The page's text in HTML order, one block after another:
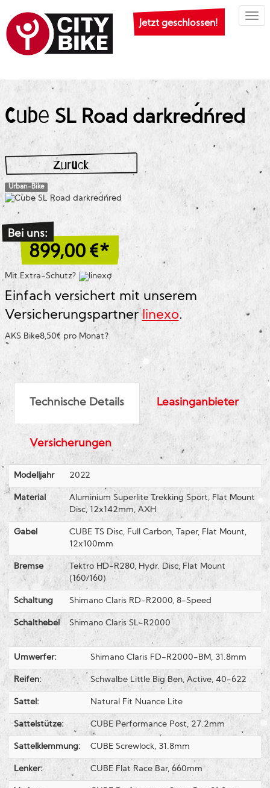
Jetzt geschlossen!
Cube SL Road darkred´n´red
Zurück
Urban-Bike
Bei uns:
899,00 €*
Mit Extra-Schutz?
Einfach versichert mit unserem
Versicherungspartnerlinexo.
AKS Bike8,50€ pro Monat?
Technische Details Leasinganbieter
Versicherungen
Modelljahr 2022
Material
Aluminium Superlite Trekking Sport, Flat Mount
Disc, 12x142mm, AXH
Gabel
CUBE TS Disc, Full Carbon, Taper, Flat Mount,
12x100mm
Bremse
Tektro HD-R280, Hydr. Disc, Flat Mount
(160/160)
Schaltung Shimano Claris RD-R2000, 8-Speed
Schalthebel Shimano Claris SL-R2000
Umwerfer: Shimano Claris FD-R2000-BM, 31.8mm
Reifen: Schwalbe Little Big Ben, Active, 40-622
Sattel: Natural Fit Nuance Lite
Sattelstütze: CUBE Performance Post, 27.2mm
Sattelklemmung: CUBE Screwlock, 31.8mm
Lenker: CUBE Flat Race Bar, 660mm